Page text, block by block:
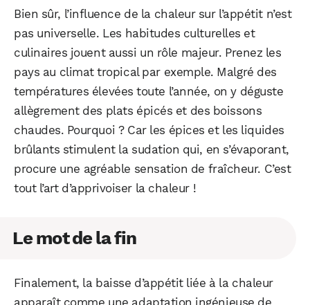
Bien sûr, l’influence de la chaleur sur l’appétit n’est
pas universelle. Les habitudes culturelles et
culinaires jouent aussi un rôle majeur. Prenez les
pays au climat tropical par exemple. Malgré des
températures élevées toute l’année, on y déguste
allègrement des plats épicés et des boissons
chaudes. Pourquoi ? Car les épices et les liquides
brûlants stimulent la sudation qui, en s’évaporant,
procure une agréable sensation de fraîcheur. C’est
tout l’art d’apprivoiser la chaleur !
Le mot de la fin
Finalement, la baisse d’appétit liée à la chaleur